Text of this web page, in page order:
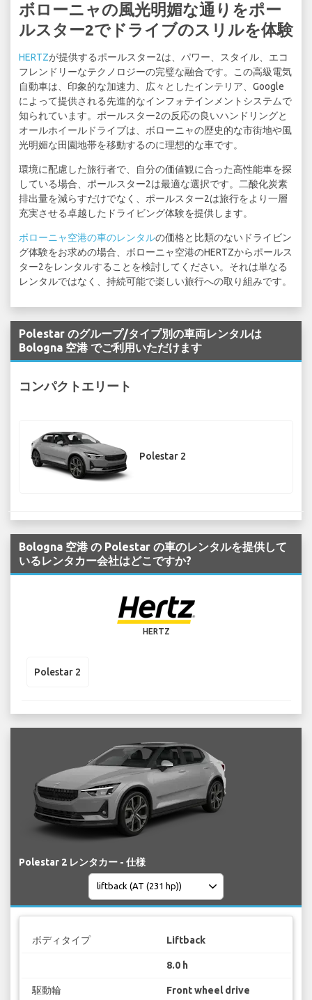
ボローニャの風光明媚な通りをポー
ルスター2でドライブのスリルを体験
HERTZが提供するポールスター2は、パワー、スタイル、エコ
フレンドリーなテクノロジーの完璧な融合です。この高級電気
自動車は、印象的な加速力、広々としたインテリア、Google
によって提供される先進的なインフォテインメントシステムで
知られています。ポールスター2の反応の良いハンドリングと
オールホイールドライブは、ボローニャの歴史的な市街地や風
光明媚な田園地帯を移動するのに理想的な車です。
環境に配慮した旅行者で、自分の価値観に合った高性能車を探
している場合、ポールスター2は最適な選択です。二酸化炭素
排出量を減らすだけでなく、ポールスター2は旅行をより一層
充実させる卓越したドライビング体験を提供します。
ボローニャ空港の車のレンタルの価格と比類のないドライビン
グ体験をお求めの場合、ボローニャ空港のHERTZからポールス
ター2をレンタルすることを検討してください。それは単なる
レンタルではなく、持続可能で楽しい旅行への取り組みです。
Polestar のグループ/タイプ別の車両レンタルは
Bologna 空港 でご利用いただけます
コンパクトエリート
Polestar 2
Bologna 空港 の Polestar の車のレンタルを提供して
いるレンタカー会社はどこですか?
HERTZ
Polestar 2
Polestar 2 レンタカー - 仕様
ボディタイプ Liftback
8.0 h
駆動輪 Front wheel drive